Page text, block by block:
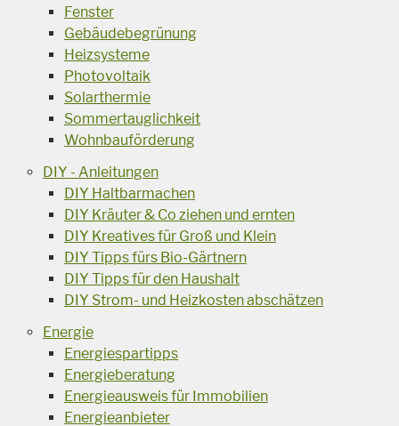
Fenster
Gebäudebegrünung
Heizsysteme
Photovoltaik
Solarthermie
Sommertauglichkeit
Wohnbauförderung
DIY - Anleitungen
DIY Haltbarmachen
DIY Kräuter & Co ziehen und ernten
DIY Kreatives für Groß und Klein
DIY Tipps fürs Bio-Gärtnern
DIY Tipps für den Haushalt
DIY Strom- und Heizkosten abschätzen
Energie
Energiespartipps
Energieberatung
Energieausweis für Immobilien
Energieanbieter